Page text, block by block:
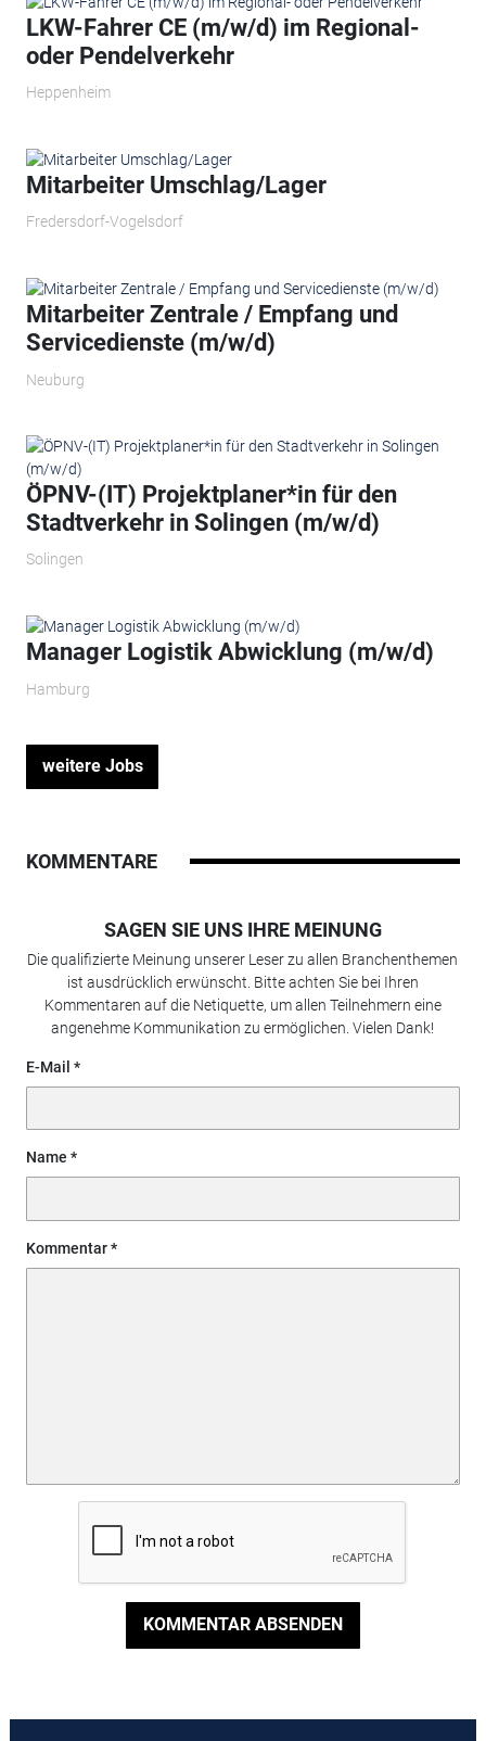
LKW-Fahrer CE (m/w/d) im Regional-
oder Pendelverkehr
Heppenheim
Mitarbeiter Umschlag/Lager
Fredersdorf-Vogelsdorf
Mitarbeiter Zentrale / Empfang und
Servicedienste (m/w/d)
Neuburg
ÖPNV-(IT) Projektplaner*in für den
Stadtverkehr in Solingen (m/w/d)
Solingen
Manager Logistik Abwicklung (m/w/d)
Hamburg
weitere Jobs
KOMMENTARE
SAGEN SIE UNS IHRE MEINUNG
Die qualifizierte Meinung unserer Leser zu allen Branchenthemen
ist ausdrücklich erwünscht. Bitte achten Sie bei Ihren
Kommentaren auf die Netiquette, um allen Teilnehmern eine
angenehme Kommunikation zu ermöglichen. Vielen Dank!
E-Mail
Name
Kommentar
KOMMENTAR ABSENDEN